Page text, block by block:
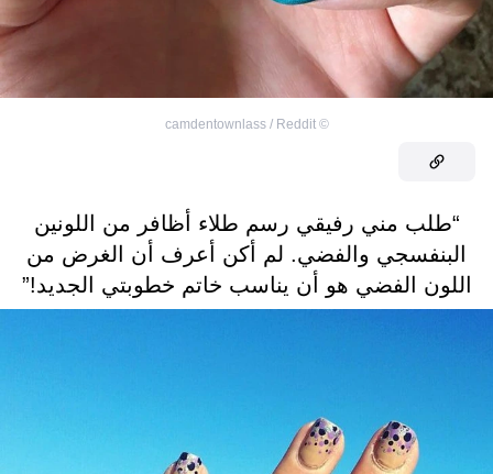
©
camdentownlass / Reddit
“طلب مني رفيقي رسم طلاء أظافر من اللونين
البنفسجي والفضي. لم أكن أعرف أن الغرض من
اللون الفضي هو أن يناسب خاتم خطوبتي الجديد!”